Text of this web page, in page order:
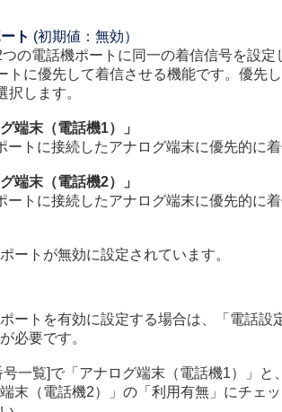
ト (初期値：無効）
の電話機ポートに同一の着信信号を設定
トに優先して着信させる機能です。優先
択します。
端末（電話機1）」
ートに接続したアナログ端末に優先的に
端末（電話機2）」
ートに接続したアナログ端末に優先的に
ートが無効に設定されています。
ートを有効に設定する場合は、「電話設
必要です。
号一覧]で「アナログ端末（電話機1）」と
末（電話機2）」の「利用有無」にチェ